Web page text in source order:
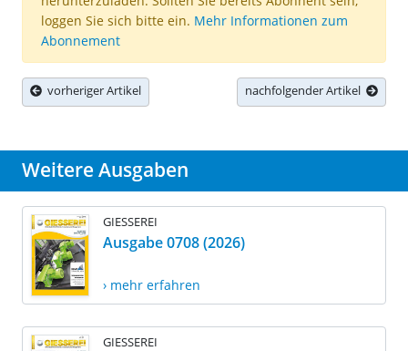
loggen Sie sich bitte ein. Mehr Informationen zum
Abonnement
vorheriger Artikel nachfolgender Artikel
Weitere Ausgaben
GIESSEREI
Ausgabe 0708 (2026)
› mehr erfahren
GIESSEREI